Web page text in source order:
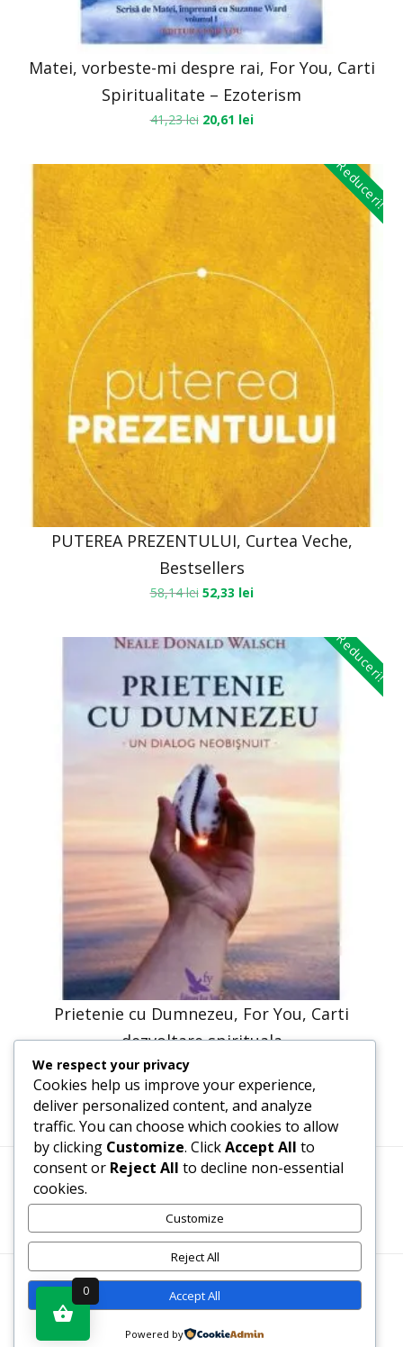
Matei, vorbeste-mi despre rai, For You, Carti
Spiritualitate – Ezoterism
41,23lei 20,61 lei
Reduceri!
PUTEREA PREZENTULUI, Curtea Veche,
Bestsellers
58,14lei 52,33 lei
Reduceri!
Prietenie cu Dumnezeu, For You, Carti
dezvoltare spirituala
41,23lei
Termeni, Condiții & Protecția Datelor (GDPR)
WWW.RECENZII-CARTI.RO ©2026 TOATE DREPTURILE
REZERVATE
We respect your privacy
Cookies help us improve your experience,
deliver personalized content, and analyze
traffic. You can choose which cookies to allow
by clicking Customize. ClickAccept All to
consent or Reject All to decline non-essential
cookies.
Customize
Reject All
Accept All
Powered by
0
Vezi produsul în magazin